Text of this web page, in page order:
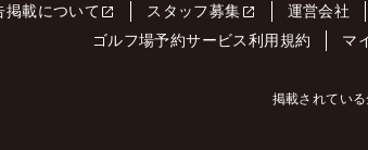
掲載について スタッフ募集 運営会社
ゴルフ場予約サービス利用規約
マ
掲載されてい